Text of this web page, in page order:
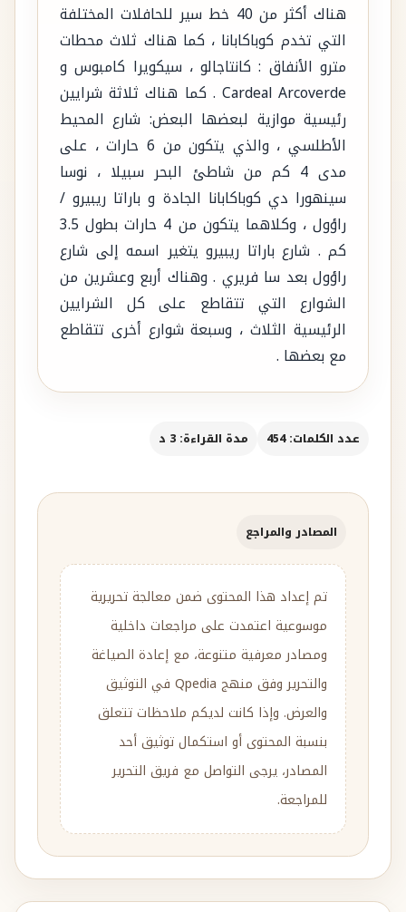
هناك أكثر من 40 خط سير للحافلات المختلفة
التي تخدم كوباكابانا ، كما هناك ثلاث محطات
مترو الأنفاق : كانتاجالو ، سيكويرا كامبوس و
Cardeal Arcoverde . كما هناك ثلاثة شرايين
رئيسية موازية لبعضها البعض: شارع المحيط
الأطلسي ، والذي يتكون من 6 حارات ، على
مدى 4 كم من شاطئ البحر سبيلا ، نوسا
سينهورا دي كوباكابانا الجادة و باراتا ريبيرو /
راؤول ، وكلاهما يتكون من 4 حارات بطول 3.5
كم . شارع باراتا ريبيرو يتغير اسمه إلى شارع
راؤول بعد سا فريري . وهناك أربع وعشرين من
الشوارع التي تتقاطع على كل الشرايين
الرئيسية الثلاث ، وسبعة شوارع أخرى تتقاطع
مع بعضها .
عدد الكلمات: 454 مدة القراءة: 3 د
المصادر والمراجع
تم إعداد هذا المحتوى ضمن معالجة تحريرية
موسوعية اعتمدت على مراجعات داخلية
ومصادر معرفية متنوعة، مع إعادة الصياغة
والتحرير وفق منهج Qpedia في التوثيق
والعرض. وإذا كانت لديكم ملاحظات تتعلق
بنسبة المحتوى أو استكمال توثيق أحد
المصادر، يرجى التواصل مع فريق التحرير
للمراجعة.